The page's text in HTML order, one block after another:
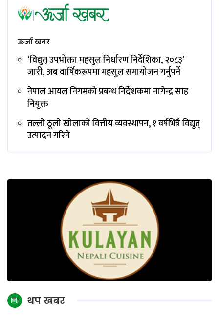
ऊर्जा खबर
‘विद्युत् उपभोक्ता महसुल निर्धारण निर्देशिका, २०८३’
जारी, अब वार्षिकरूपमा महसुल समायोजन गर्नुपर्ने
नेपाल आयल निगमको प्रबन्ध निर्देशकमा नागेन्द्र साह
नियुक्त
तल्लाे ठूलाे खाेलाको वित्तीय व्यवस्थापन, १ वर्षभित्रै विद्युत्
उत्पादन गरिने
थप खबर